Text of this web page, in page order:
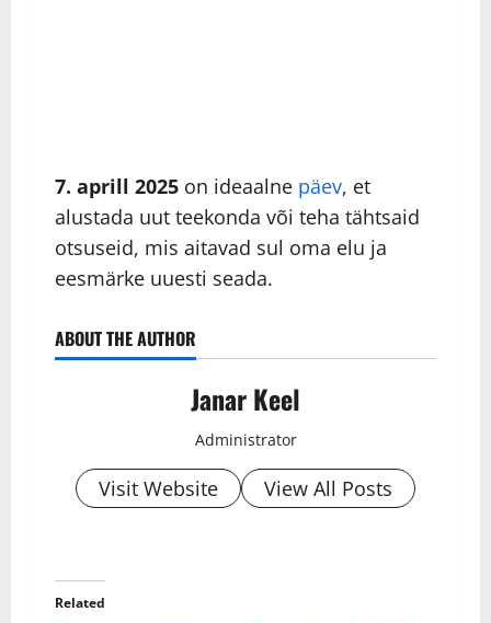
7. aprill 2025 on ideaalne päev, et
alustada uut teekonda või teha tähtsaid
otsuseid, mis aitavad sul oma elu ja
eesmärke uuesti seada.
ABOUT THE AUTHOR
Janar Keel
Administrator
Visit Website View All Posts
Related